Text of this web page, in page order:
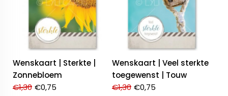
Wenskaart | Sterkte |
Zonnebloem
€1,30 €0,75
Wenskaart | Veel sterkte
toegewenst | Touw
€1,30 €0,75